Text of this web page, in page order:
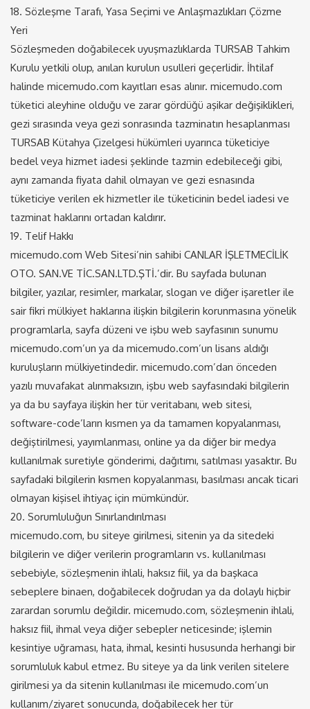
18. Sözleşme Tarafı, Yasa Seçimi ve Anlaşmazlıkları Çözme
Yeri
Sözleşmeden doğabilecek uyuşmazlıklarda TURSAB Tahkim
Kurulu yetkili olup, anılan kurulun usulleri geçerlidir. İhtilaf
halinde micemudo.com kayıtları esas alınır. micemudo.com
tüketici aleyhine olduğu ve zarar gördüğü aşikar değişiklikleri,
gezi sırasında veya gezi sonrasında tazminatın hesaplanması
TURSAB Kütahya Çizelgesi hükümleri uyarınca tüketiciye
bedel veya hizmet iadesi şeklinde tazmin edebileceği gibi,
aynı zamanda fiyata dahil olmayan ve gezi esnasında
tüketiciye verilen ek hizmetler ile tüketicinin bedel iadesi ve
tazminat haklarını ortadan kaldırır.
19. Telif Hakkı
micemudo.com Web Sitesi’nin sahibi CANLAR İŞLETMECİLİK
OTO. SAN.VE TİC.SAN.LTD.ŞTİ.’dir. Bu sayfada bulunan
bilgiler, yazılar, resimler, markalar, slogan ve diğer işaretler ile
sair fikri mülkiyet haklarına ilişkin bilgilerin korunmasına yönelik
programlarla, sayfa düzeni ve işbu web sayfasının sunumu
micemudo.com’un ya da micemudo.com’un lisans aldığı
kuruluşların mülkiyetindedir. micemudo.com’dan önceden
yazılı muvafakat alınmaksızın, işbu web sayfasındaki bilgilerin
ya da bu sayfaya ilişkin her tür veritabanı, web sitesi,
software-code’ların kısmen ya da tamamen kopyalanması,
değiştirilmesi, yayımlanması, online ya da diğer bir medya
kullanılmak suretiyle gönderimi, dağıtımı, satılması yasaktır. Bu
sayfadaki bilgilerin kısmen kopyalanması, basılması ancak ticari
olmayan kişisel ihtiyaç için mümkündür.
20. Sorumluluğun Sınırlandırılması
micemudo.com, bu siteye girilmesi, sitenin ya da sitedeki
bilgilerin ve diğer verilerin programların vs. kullanılması
sebebiyle, sözleşmenin ihlali, haksız fiil, ya da başkaca
sebeplere binaen, doğabilecek doğrudan ya da dolaylı hiçbir
zarardan sorumlu değildir. micemudo.com, sözleşmenin ihlali,
haksız fiil, ihmal veya diğer sebepler neticesinde; işlemin
kesintiye uğraması, hata, ihmal, kesinti hususunda herhangi bir
sorumluluk kabul etmez. Bu siteye ya da link verilen sitelere
girilmesi ya da sitenin kullanılması ile micemudo.com’un
kullanım/ziyaret sonucunda, doğabilecek her tür